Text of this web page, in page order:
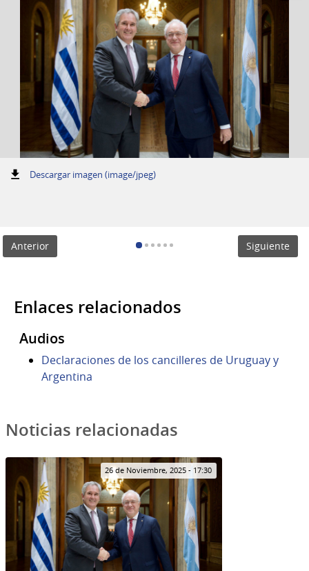
Descargar imagen (image/jpeg):
Anterior Siguiente
Enlaces relacionados
Audios
Declaraciones de los cancilleres de Uruguay y
Argentina
Noticias relacionadas
26 de Noviembre, 2025 - 17:30